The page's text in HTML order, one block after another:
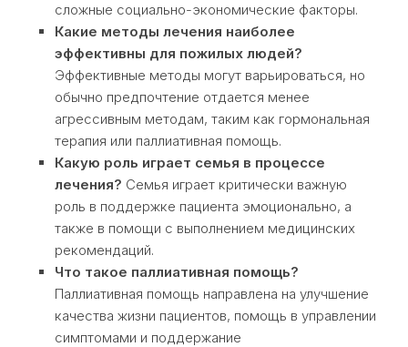
сложные социально-экономические факторы.
Какие методы лечения наиболее
эффективны для пожилых людей?
Эффективные методы могут варьироваться, но
обычно предпочтение отдается менее
агрессивным методам, таким как гормональная
терапия или паллиативная помощь.
Какую роль играет семья в процессе
лечения? Семья играет критически важную
роль в поддержке пациента эмоционально, а
также в помощи с выполнением медицинских
рекомендаций.
Что такое паллиативная помощь?
Паллиативная помощь направлена на улучшение
качества жизни пациентов, помощь в управлении
симптомами и поддержание